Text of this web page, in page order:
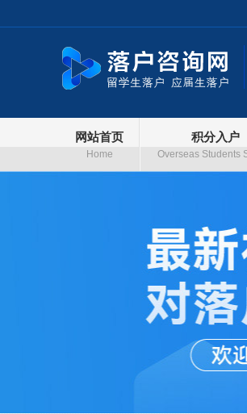
网站首页
Home
积分入户
Overseas Students